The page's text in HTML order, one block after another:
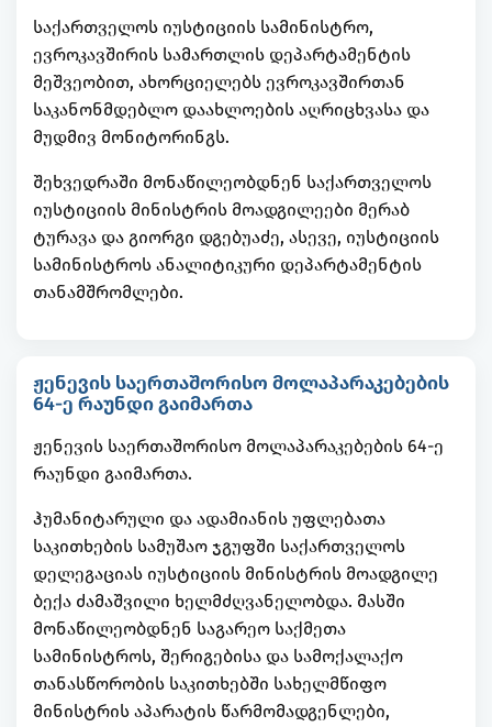
საქართველოს იუსტიციის სამინისტრო,
ევროკავშირის სამართლის დეპარტამენტის
მეშვეობით, ახორციელებს ევროკავშირთან
საკანონმდებლო დაახლოების აღრიცხვასა და
მუდმივ მონიტორინგს.
შეხვედრაში მონაწილეობდნენ საქართველოს
იუსტიციის მინისტრის მოადგილეები მერაბ
ტურავა და გიორგი დგებუაძე, ასევე, იუსტიციის
სამინისტროს ანალიტიკური დეპარტამენტის
თანამშრომლები.
ჟენევის საერთაშორისო მოლაპარაკებების
64-ე რაუნდი გაიმართა
ჟენევის საერთაშორისო მოლაპარაკებების 64-ე
რაუნდი გაიმართა.
ჰუმანიტარული და ადამიანის უფლებათა
საკითხების სამუშაო ჯგუფში საქართველოს
დელეგაციას იუსტიციის მინისტრის მოადგილე
ბექა ძამაშვილი ხელმძღვანელობდა. მასში
მონაწილეობდნენ საგარეო საქმეთა
სამინისტროს, შერიგებისა და სამოქალაქო
თანასწორობის საკითხებში სახელმწიფო
მინისტრის აპარატის წარმომადგენლები,